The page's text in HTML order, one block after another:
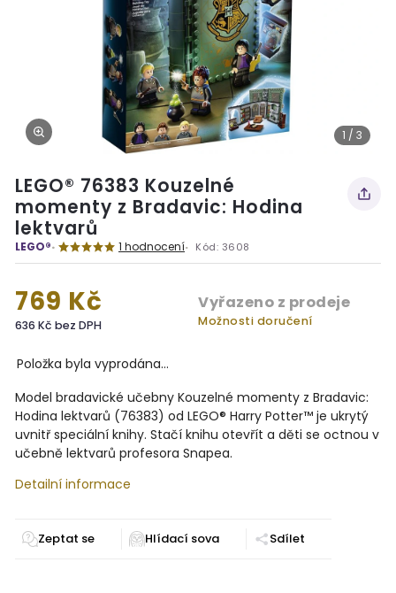
1 / 3
LEGO® 76383 Kouzelné
momenty z Bradavic: Hodina
lektvarů
LEGO® 1 hodnocení Kód: 3608
769 Kč
636 Kč bez DPH
Vyřazeno z prodeje
Možnosti doručení
Položka byla vyprodána…
Model bradavické učebny Kouzelné momenty z Bradavic:
Hodina lektvarů (76383) od LEGO® Harry Potter™ je ukrytý
uvnitř speciální knihy. Stačí knihu otevřít a děti se octnou v
učebně lektvarů profesora Snapea.
Detailní informace
Zeptat se Sdílet